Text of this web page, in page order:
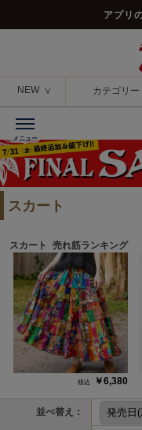
アプリ
NEW カテゴリー
スカート
スカート 売れ筋ランキング
￥6,380
並べ替え：